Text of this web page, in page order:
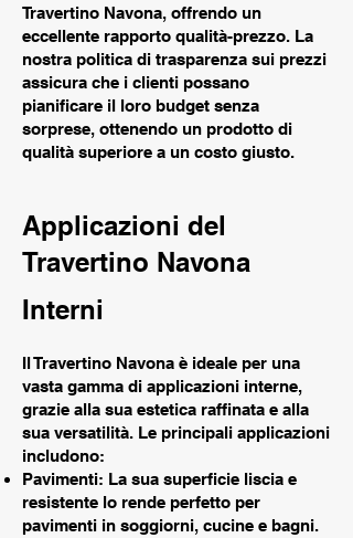
Travertino Navona, offrendo un
eccellente rapporto qualità-prezzo. La
nostra politica di trasparenza sui prezzi
assicura che i clienti possano
pianificare il loro budget senza
sorprese, ottenendo un prodotto di
qualità superiore a un costo giusto.
Applicazioni del
Travertino Navona
Interni
Il Travertino Navona è ideale per una
vasta gamma di applicazioni interne,
grazie alla sua estetica raffinata e alla
sua versatilità. Le principali applicazioni
includono:
Pavimenti: La sua superficie liscia e
resistente lo rende perfetto per
pavimenti in soggiorni, cucine e bagni.